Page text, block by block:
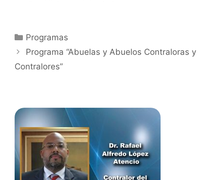
Programas
Programa “Abuelas y Abuelos Contraloras y
Contralores”